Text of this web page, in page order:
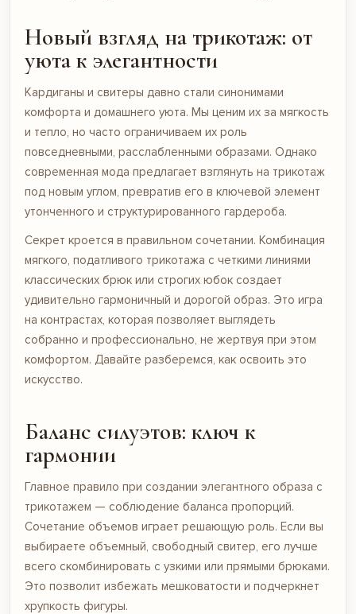
Новый взгляд на трикотаж: от
уюта к элегантности
Кардиганы и свитеры давно стали синонимами
комфорта и домашнего уюта. Мы ценим их за мягкость
и тепло, но часто ограничиваем их роль
повседневными, расслабленными образами. Однако
современная мода предлагает взглянуть на трикотаж
под новым углом, превратив его в ключевой элемент
утонченного и структурированного гардероба.
Секрет кроется в правильном сочетании. Комбинация
мягкого, податливого трикотажа с четкими линиями
классических брюк или строгих юбок создает
удивительно гармоничный и дорогой образ. Это игра
на контрастах, которая позволяет выглядеть
собранно и профессионально, не жертвуя при этом
комфортом. Давайте разберемся, как освоить это
искусство.
Баланс силуэтов: ключ к
гармонии
Главное правило при создании элегантного образа с
трикотажем — соблюдение баланса пропорций.
Сочетание объемов играет решающую роль. Если вы
выбираете объемный, свободный свитер, его лучше
всего скомбинировать с узкими или прямыми брюками.
Это позволит избежать мешковатости и подчеркнет
хрупкость фигуры.